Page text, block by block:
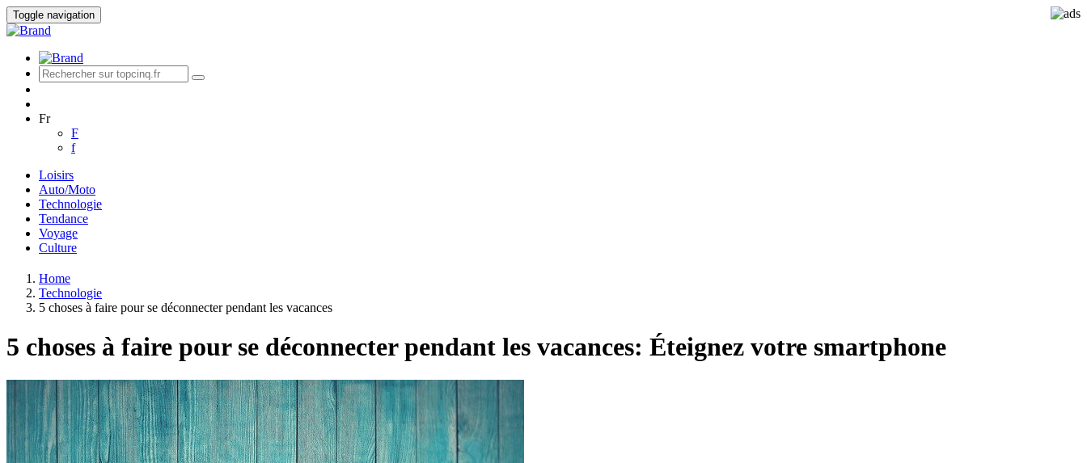
Toggle navigation
Fr
F
f
Loisirs
Auto/Moto
Technologie
Tendance
Voyage
Culture
Home
Technologie
5 choses à faire pour se déconnecter pendant les vacances
5 choses à faire pour se déconnecter pendant les vacances: Éteignez votre smartphone